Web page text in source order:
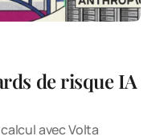
de risque IA
avec Volta